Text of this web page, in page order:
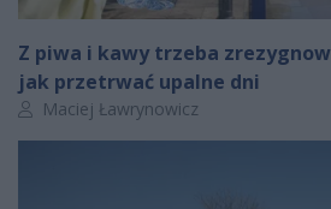
Z piwa i kawy trzeba
jak przetrwać upalne dni
Autor artykułu:
Maciej Ławrynowicz